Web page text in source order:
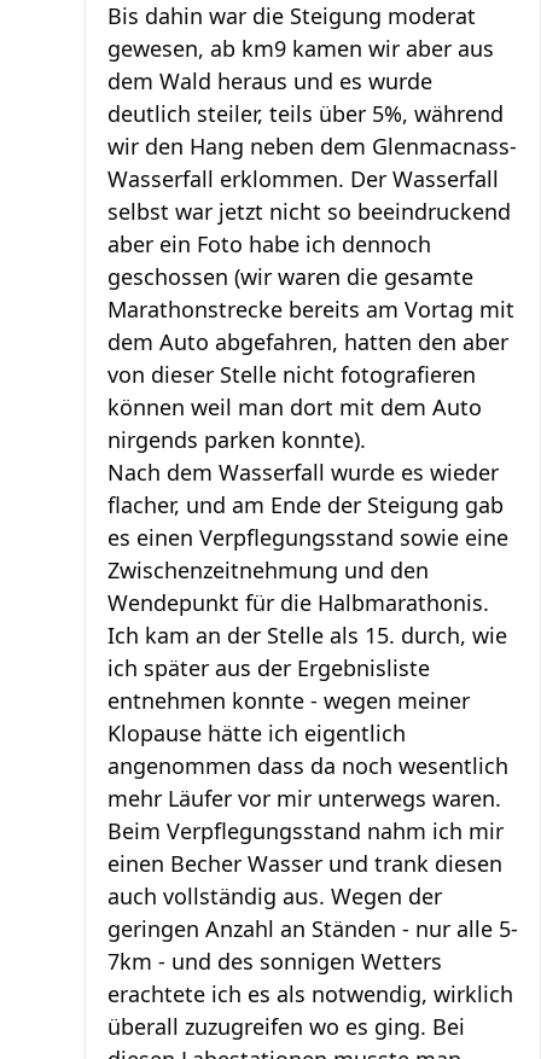
Bis dahin war die Steigung moderat
gewesen, ab km9 kamen wir aber aus
dem Wald heraus und es wurde
deutlich steiler, teils über 5%, während
wir den Hang neben dem Glenmacnass-
Wasserfall erklommen. Der Wasserfall
selbst war jetzt nicht so beeindruckend
aber ein Foto habe ich dennoch
geschossen (wir waren die gesamte
Marathonstrecke bereits am Vortag mit
dem Auto abgefahren, hatten den aber
von dieser Stelle nicht fotografieren
können weil man dort mit dem Auto
nirgends parken konnte).
Nach dem Wasserfall wurde es wieder
flacher, und am Ende der Steigung gab
es einen Verpflegungsstand sowie eine
Zwischenzeitnehmung und den
Wendepunkt für die Halbmarathonis.
Ich kam an der Stelle als 15. durch, wie
ich später aus der Ergebnisliste
entnehmen konnte - wegen meiner
Klopause hätte ich eigentlich
angenommen dass da noch wesentlich
mehr Läufer vor mir unterwegs waren.
Beim Verpflegungsstand nahm ich mir
einen Becher Wasser und trank diesen
auch vollständig aus. Wegen der
geringen Anzahl an Ständen - nur alle 5-
7km - und des sonnigen Wetters
erachtete ich es als notwendig, wirklich
überall zuzugreifen wo es ging. Bei